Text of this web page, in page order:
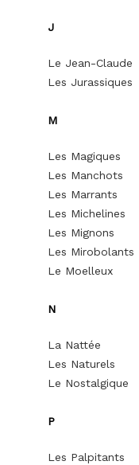
J
Le Jean-Claude
Les Jurassiques
M
Les Magiques
Les Manchots
Les Marrants
Les Michelines
Les Mignons
Les Mirobolants
Le Moelleux
N
La Nattée
Les Naturels
Le Nostalgique
P
Les Palpitants